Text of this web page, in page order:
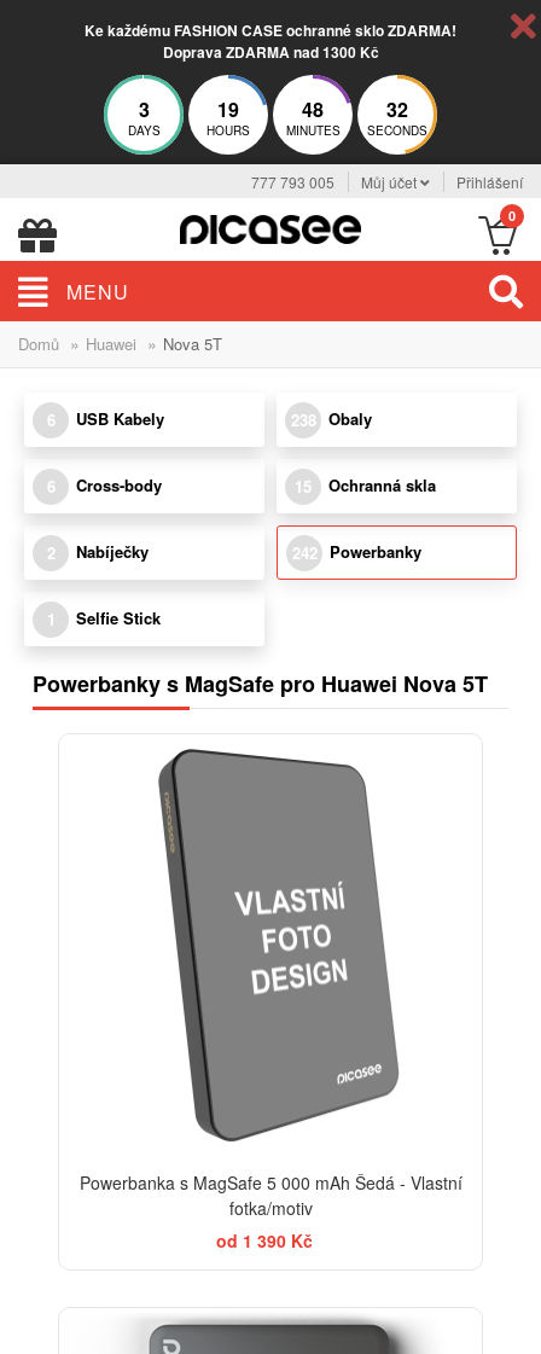
Ke každému FASHION CASE ochranné sklo ZDARMA!
Doprava ZDARMA nad 1300 Kč
3
DAYS
19
HOURS
48
MINUTES
31
SECONDS
777 793 005 Můj účet Přihlášení
0
MENU
Domů » Huawei » Nova 5T
6 USB Kabely 238 Obaly
6 Cross-body 15 Ochranná skla
2 Nabíječky 242 Powerbanky
1 Selfie Stick
Powerbanky s MagSafe pro Huawei Nova 5T
Powerbanka s MagSafe 5 000 mAh Šedá - Vlastní
fotka/motiv
od 1 390 Kč